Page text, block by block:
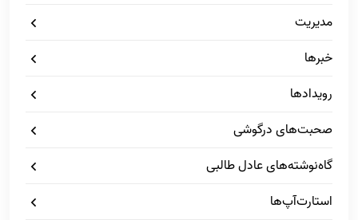
مدیریت
خبرها
رویدادها
صحبت‌های درگوشی
گاه‌نوشته‌های عادل طالبی
استارت‌آپ‌ها